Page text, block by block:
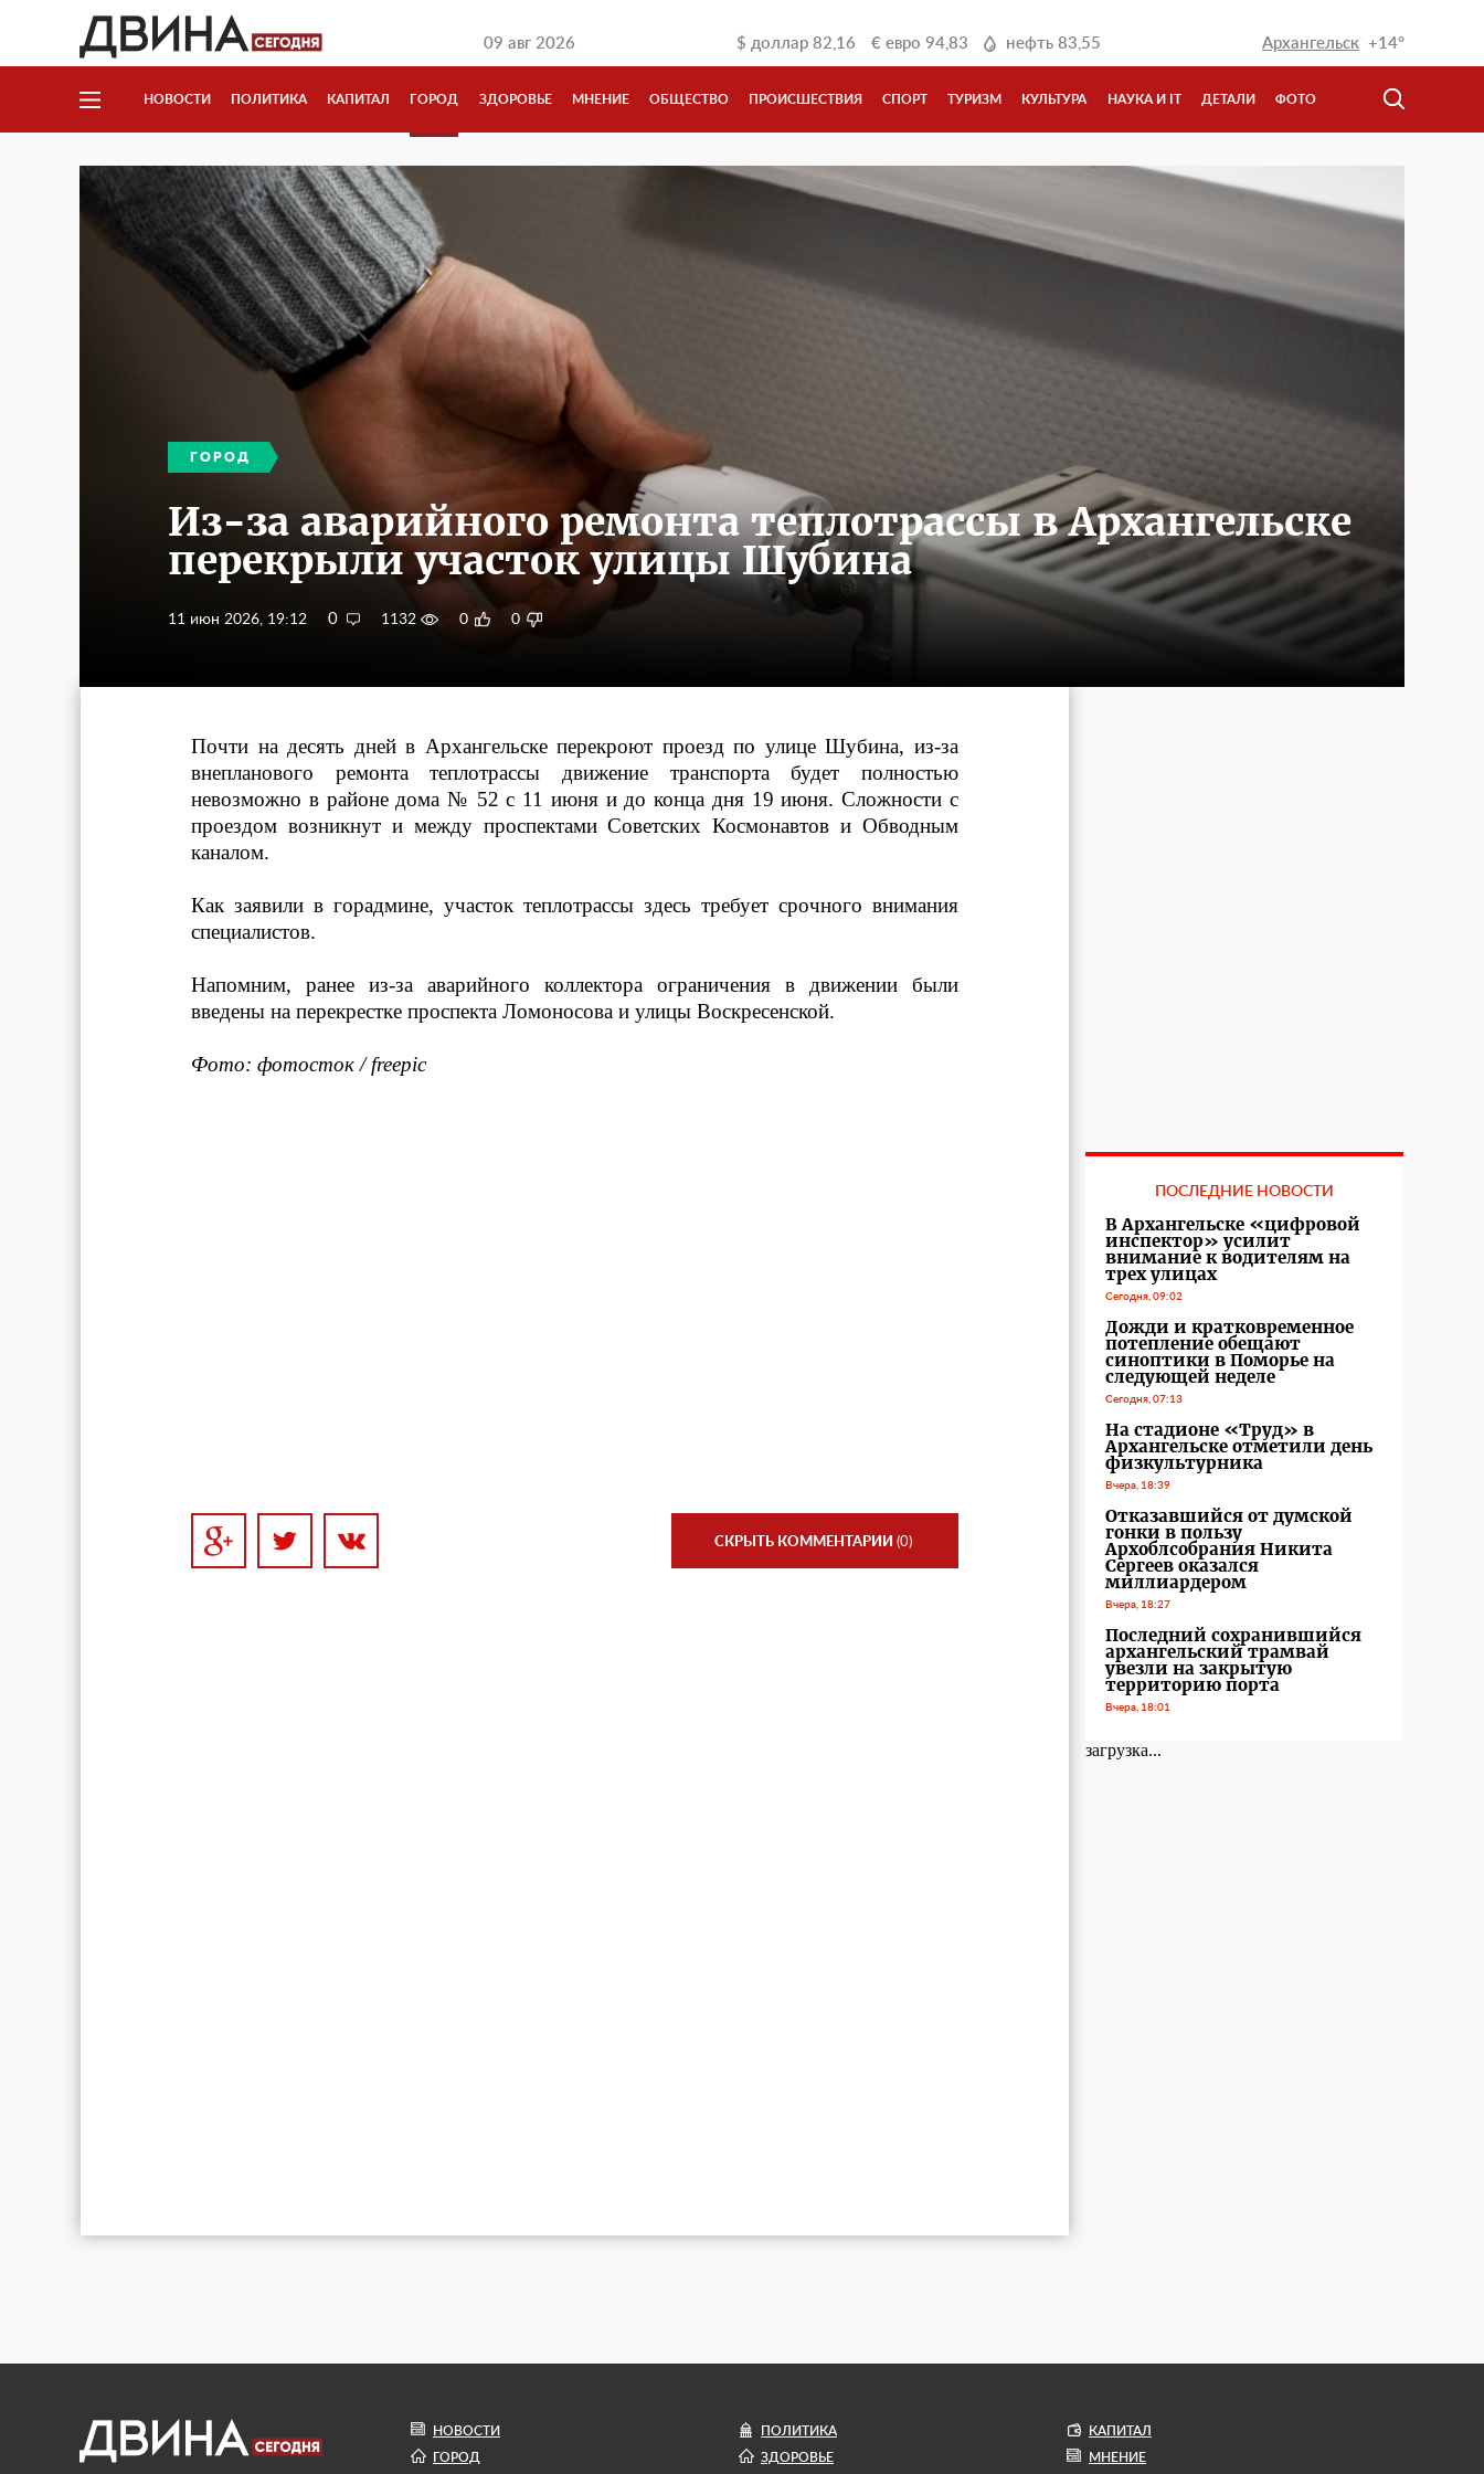
09 авг 2026 $ доллар 82,16 € евро 94,83 нефть 83,55 Архангельск +14°
НОВОСТИ ПОЛИТИКА КАПИТАЛ ГОРОД ЗДОРОВЬЕ МНЕНИЕ ОБЩЕСТВО ПРОИСШЕСТВИЯ СПОРТ ТУРИЗМ КУЛЬТУРА НАУКА И IT ДЕТАЛИ ФОТО
ГОРОД
Из-за аварийного ремонта теплотрассы в Архангельске
перекрыли участок улицы Шубина
11 июн 2026, 19:12 0 1132 0 0
Почти на десять дней в Архангельске перекроют проезд по улице Шубина, из-за
внепланового ремонта теплотрассы движение транспорта будет полностью
невозможно в районе дома № 52 с 11 июня и до конца дня 19 июня. Сложности с
проездом возникнут и между проспектами Советских Космонавтов и Обводным
каналом.
Как заявили в горадмине, участок теплотрассы здесь требует срочного внимания
специалистов.
Напомним, ранее из-за аварийного коллектора ограничения в движении были
введены на перекрестке проспекта Ломоносова и улицы Воскресенской.
Фото: фотосток / freepic
СКРЫТЬ КОММЕНТАРИИ (0)
ПОСЛЕДНИЕ НОВОСТИ
В Архангельске «цифровой
инспектор» усилит
внимание к водителям на
трех улицах
Сегодня, 09:02
Дожди и кратковременное
потепление обещают
синоптики в Поморье на
следующей неделе
Сегодня, 07:13
На стадионе «Труд» в
Архангельске отметили день
физкультурника
Вчера, 18:39
Отказавшийся от думской
гонки в пользу
Архоблсобрания Никита
Сергеев оказался
миллиардером
Вчера, 18:27
Последний сохранившийся
архангельский трамвай
увезли на закрытую
территорию порта
Вчера, 18:01
загрузка...
НОВОСТИ ПОЛИТИКА
КАПИТАЛ
ГОРОД
ЗДОРОВЬЕ МНЕНИЕ